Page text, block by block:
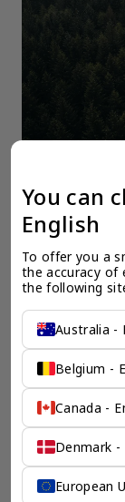
一个
保驾
奕资环球是您值
咨询有限公司的
咨询机构，接触
凭借其战略优势
来，并为21个行
了解香港伦敦
You can
English
To offer you a
the accuracy of
the following
Australia -
Belgium -
Canada -
Denmark -
European